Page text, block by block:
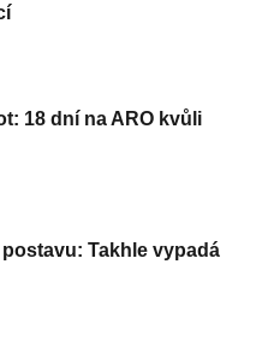
18 dní na ARO kvůli
Takhle vypadá